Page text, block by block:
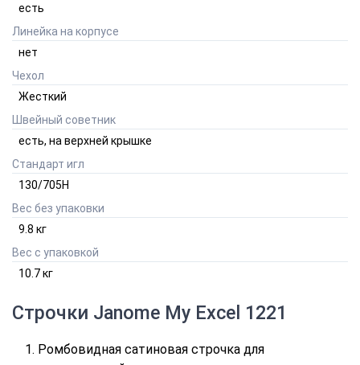
есть
Линейка на корпусе
нет
Чехол
Жесткий
Швейный советник
есть, на верхней крышке
Стандарт игл
130/705H
Вес без упаковки
9.8 кг
Вес с упаковкой
10.7кг
Строчки Janome My Excel 1221
Ромбовидная сатиновая строчка для